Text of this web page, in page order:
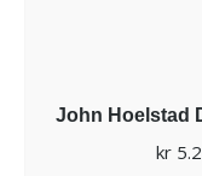
John Hoelstad
kr